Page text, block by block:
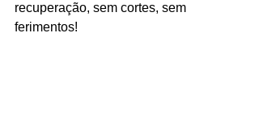
recuperação, sem cortes, sem
ferimentos!